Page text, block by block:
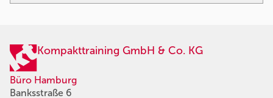
Kompakttraining GmbH & Co. KG
Büro Hamburg
Banksstraße 6